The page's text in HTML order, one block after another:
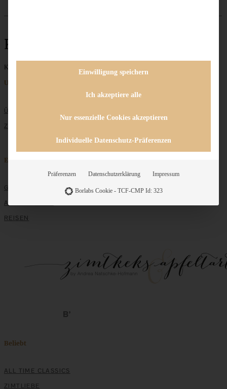
Karmellsoße
Keine Beiträge gefunden
Unternehmen
ÜBER MICH
ZUSAMMENARBEIT
Entdecken
GRUNDLAGEN
ALLE REZEPTE
REISEN
Beliebt
ALL TIME CLASSICS
ZIMTLIEBE
Einwilligung speichern
Ich akzeptiere alle
Nur essenzielle Cookies akzeptieren
Individuelle Datenschutz-Präferenzen
Präferenzen Datenschutzerklärung Impressum
Borlabs Cookie - TCF-CMP Id: 323